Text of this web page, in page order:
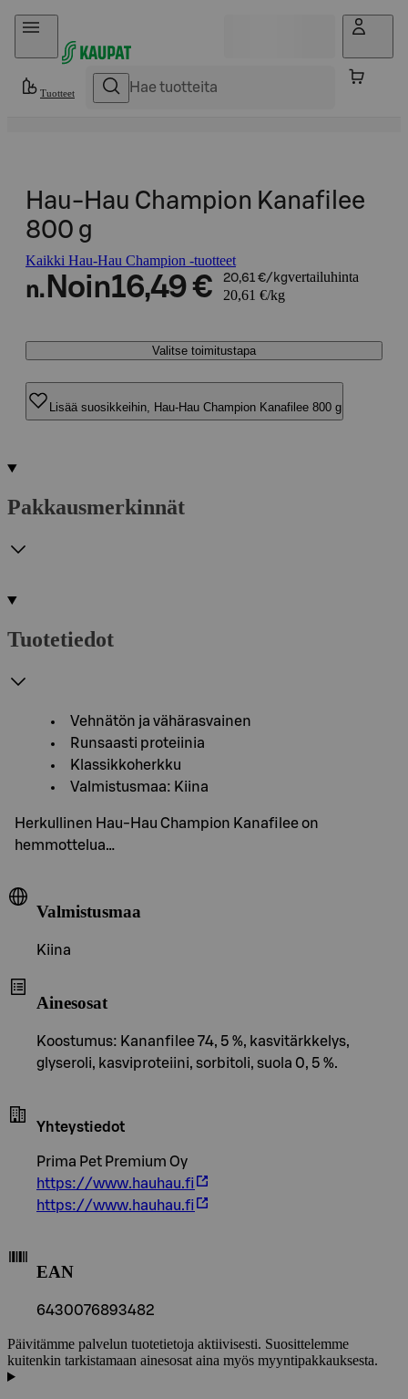
Hyppää sisältöön
Tuotteet
Hau-Hau Champion Kanafilee
800 g
Kaikki Hau-Hau Champion -tuotteet
n. Noin16,49 € 20,61 €/kgvertailuhinta
20,61 €/kg
Valitse toimitustapa
Lisää suosikkeihin, Hau-Hau Champion Kanafilee 800 g
Pakkausmerkinnät
Tuotetiedot
Vehnätön ja vähärasvainen
Runsaasti proteiinia
Klassikkoherkku
Valmistusmaa: Kiina
Herkullinen Hau-Hau Champion Kanafilee on
hemmottelua…
Valmistusmaa
Kiina
Ainesosat
Koostumus: Kananfilee 74, 5 %, kasvitärkkelys,
glyseroli, kasviproteiini, sorbitoli, suola 0, 5 %.
Yhteystiedot
Prima Pet Premium Oy
https://www.hauhau.fi
https://www.hauhau.fi
EAN
6430076893482
Päivitämme palvelun tuotetietoja aktiivisesti. Suosittelemme
kuitenkin tarkistamaan ainesosat aina myös myyntipakkauksesta.